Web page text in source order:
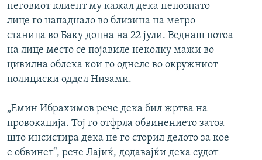
неговиот клиент му кажал дека непознато
лице го нападнало во близина на метро
станица во Баку доцна на 22 јули. Веднаш потоа
на лице место се појавиле неколку мажи во
цивилна облека кои го однеле во окружниот
полициски оддел Низами.
„Емин Ибрахимов рече дека бил жртва на
провокација. Тој го отфрла обвинението затоа
што инсистира дека не го сторил делото за кое
е обвинет“, рече Лајиќ, додавајќи дека судот